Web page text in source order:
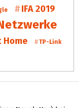
IFA 2019
Home TP-Link